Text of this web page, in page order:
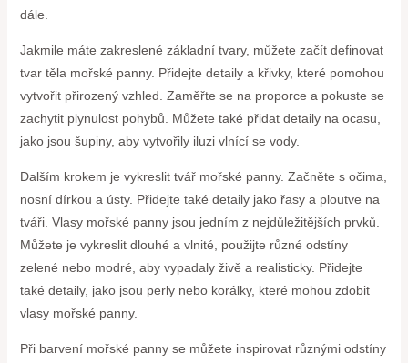
dále.
Jakmile máte zakreslené základní tvary, můžete začít definovat
tvar těla mořské panny. Přidejte detaily a křivky, které pomohou
vytvořit přirozený vzhled. Zaměřte se na proporce a pokuste se
zachytit plynulost pohybů. Můžete také přidat detaily na ocasu,
jako jsou šupiny, aby vytvořily iluzi vlnící se vody.
Dalším krokem je vykreslit tvář mořské panny. Začněte s očima,
nosní dírkou a ústy. Přidejte také detaily jako řasy a ploutve na
tváři. Vlasy mořské panny jsou jedním z nejdůležitějších prvků.
Můžete je vykreslit dlouhé a vlnité, použijte různé odstíny
zelené nebo modré, aby vypadaly živě a realisticky. Přidejte
také detaily, jako jsou perly nebo korálky, které mohou zdobit
vlasy mořské panny.
Při barvení mořské panny se můžete inspirovat různými odstíny